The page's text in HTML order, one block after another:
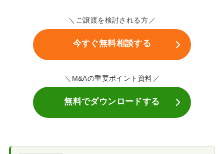
ご譲渡を検討される方
今すぐ無料相談する
M&Aの重要ポイント資料
無料でダウンロードする